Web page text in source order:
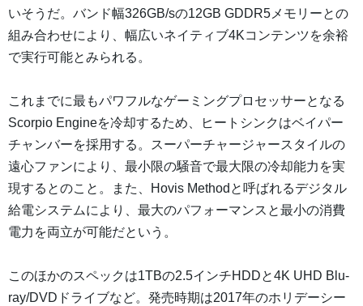
いそうだ。バンド幅326GB/sの12GB GDDR5メモリーとの
組み合わせにより、幅広いネイティブ4Kコンテンツを余裕
で実行可能とみられる。
これまでに最もパワフルなゲーミングプロセッサーとなる
Scorpio Engineを冷却するため、ヒートシンクはベイパー
チャンバーを採用する。スーパーチャージャースタイルの
遠心ファンにより、最小限の騒音で最大限の冷却能力を実
現するとのこと。また、Hovis Methodと呼ばれるデジタル
給電システムにより、最大のパフォーマンスと最小の消費
電力を両立が可能だという。
このほかのスペックは1TBの2.5インチHDDと4K UHD Blu-
ray/DVDドライブなど。発売時期は2017年のホリデーシー